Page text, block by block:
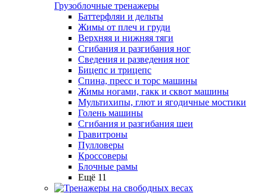
Грузоблочные тренажеры
Баттерфляи и дельты
Жимы от плеч и груди
Верхняя и нижняя тяги
Сгибания и разгибания ног
Сведения и разведения ног
Бицепс и трицепс
Спина, пресс и торс машины
Жимы ногами, гакк и сквот машины
Мультихипы, глют и ягодичные мостики
Голень машины
Сгибания и разгибания шеи
Гравитроны
Пулловеры
Кроссоверы
Блочные рамы
Ещё 11